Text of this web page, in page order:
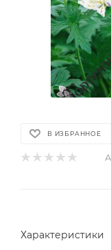
В ИЗБРАННОЕ
Характеристики